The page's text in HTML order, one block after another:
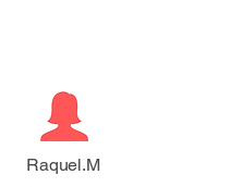
Raquel.M